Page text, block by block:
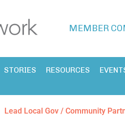
MEMBER
STORIES RESOURCES
Lead Local Gov / Community